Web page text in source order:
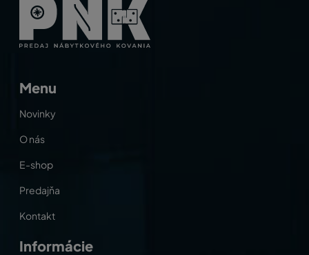
Menu
Novinky
O nás
E-shop
Predajňa
Kontakt
Informácie